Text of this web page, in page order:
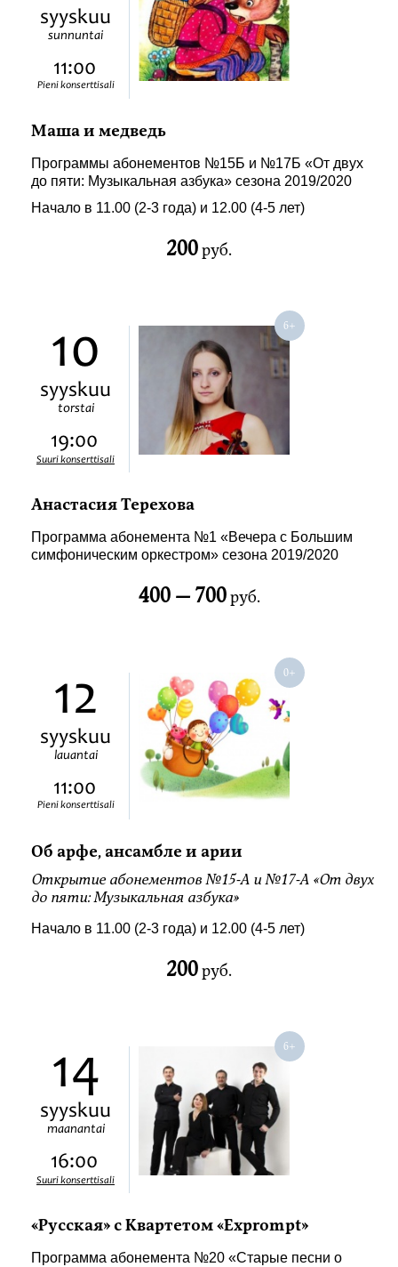
syyskuu
sunnuntai
11:00
Pieni konserttisali
Маша и медведь
Программы абонементов №15Б и №17Б «От двух
до пяти: Музыкальная азбука» сезона 2019/2020
Начало в 11.00 (2-3 года) и 12.00 (4-5 лет)
200руб.
10
syyskuu
torstai
19:00
Suuri konserttisali
Анастасия Терехова
Программа абонемента №1 «Вечера с Большим
симфоническим оркестром» сезона 2019/2020
400 — 700руб.
12
syyskuu
lauantai
11:00
Pieni konserttisali
Об арфе, ансамбле и арии
Открытие абонементов №15-А и №17-А «От двух
до пяти: Музыкальная азбука»
Начало в 11.00 (2-3 года) и 12.00 (4-5 лет)
200руб.
14
syyskuu
maanantai
16:00
Suuri konserttisali
«Русская» с Квартетом «Exprompt»
Программа абонемента №20 «Старые песни о